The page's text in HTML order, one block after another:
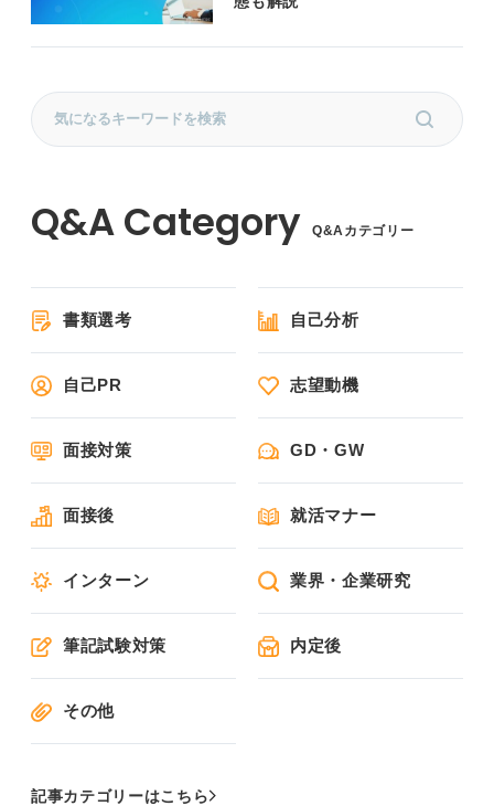
Q&Aカテゴリー
書類選考 自己分析
自己PR 志望動機
面接対策 GD・GW
面接後 就活マナー
インターン 業界・企業研究
筆記試験対策 内定後
その他
記事カテゴリーはこちら